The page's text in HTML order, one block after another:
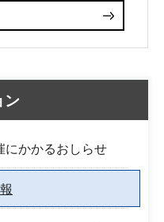
ン
にかかるおしらせ